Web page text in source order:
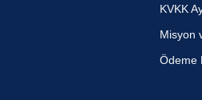
KVKK
Misyon
Ödeme